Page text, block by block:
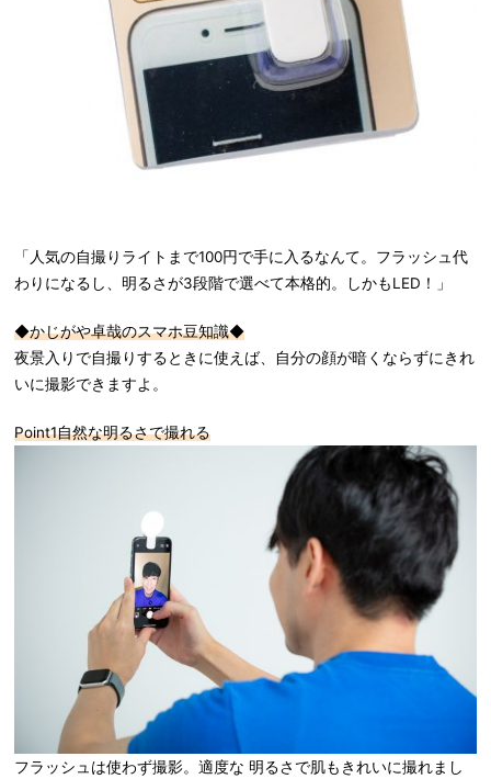
「人気の自撮りライトまで100円で手に入るなんて。フラッシュ代
わりになるし、明るさが3段階で選べて本格的。しかもLED！」
◆かじがや卓哉のスマホ豆知識◆
夜景入りで自撮りするときに使えば、自分の顔が暗くならずにきれ
いに撮影できますよ。
Point1自然な明るさで撮れる
フラッシュは使わず撮影。適度な 明るさで肌もきれいに撮れまし